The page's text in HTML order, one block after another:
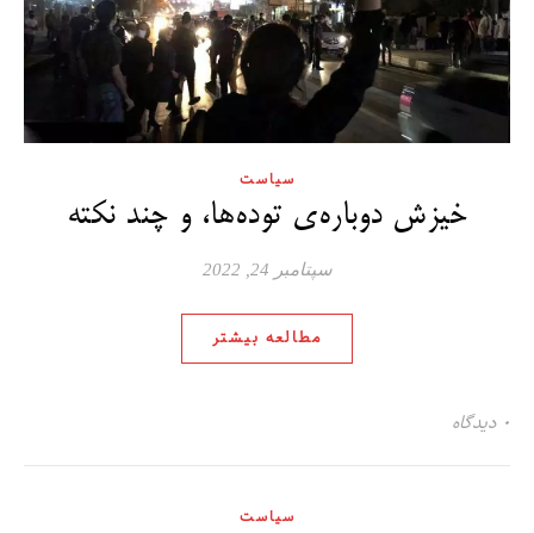
سیاست
خیزش دوباره‌ی توده‌ها، و چند نکته
سپتامبر 24, 2022
مطالعه بیشتر
۰ دیدگاه
سیاست